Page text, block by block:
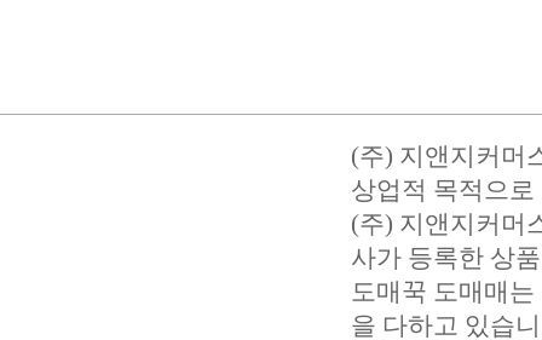
(주) 지앤지커머
상업적 목적으
(주) 지앤지커머
사가 등록한 상
도매꾹 도매매
을 다하고 있습